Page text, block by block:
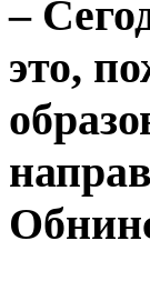
–
это,